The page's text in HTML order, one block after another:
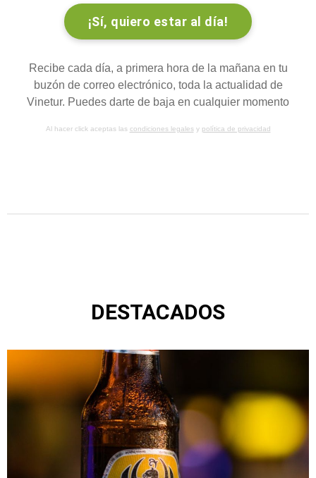
Recibe cada día, a primera hora de la mañana en tu
buzón de correo electrónico, toda la actualidad de
Vinetur. Puedes darte de baja en cualquier momento
Al hacer click aceptas las condiciones legalesy política de privacidad
DESTACADOS